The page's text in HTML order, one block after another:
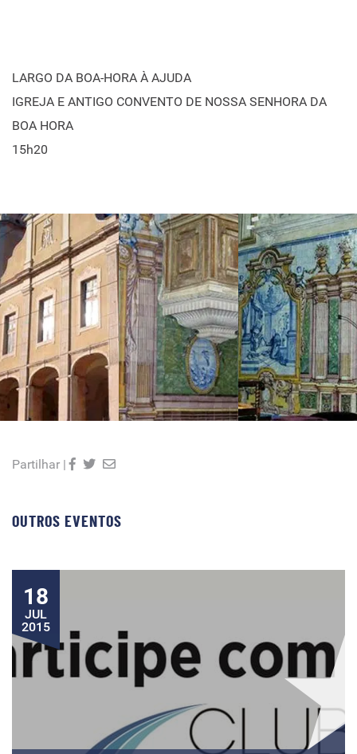
LARGO DA BOA-HORA À AJUDA
IGREJA E ANTIGO CONVENTO DE NOSSA SENHORA DA
BOA HORA
15h20
Partilhar |
OUTROS EVENTOS
18
JUL
2015